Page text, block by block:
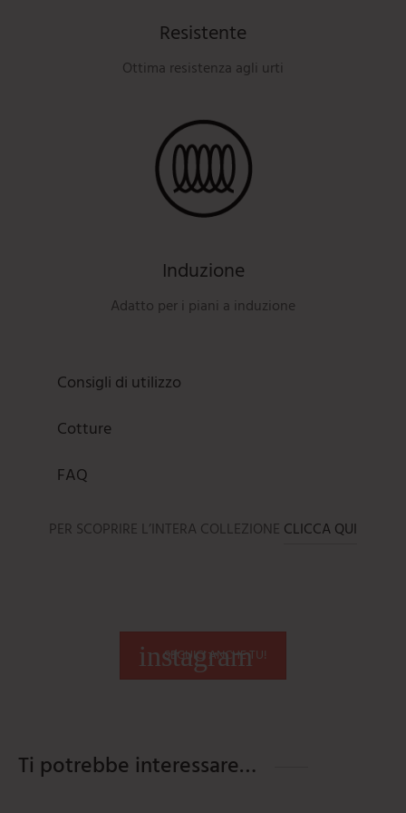
Resistente
Ottima resistenza agli urti
Induzione
Adatto per i piani a induzione
Consigli di utilizzo
Cotture
FAQ
PER SCOPRIRE L’INTERA COLLEZIONE CLICCA QUI
SEGUICI ANCHE TU!
Ti potrebbe interessare…